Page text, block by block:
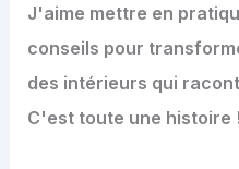
J'aime mettre en
conseils pour
des intérieurs qui
C'est toute une histoire !